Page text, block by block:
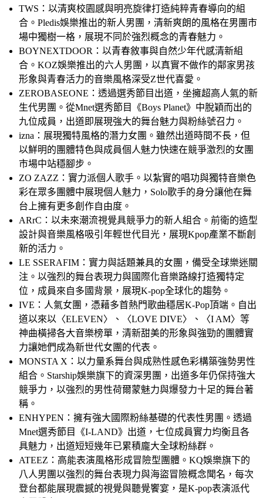
TWS： 以清爽校園感與明亮旋律打造純粹青春導向的組
合。Pledis娛樂推出的新人男團，清新爽朗的風格在男團市
場中獨樹一格，展現不同於強烈概念的青春魅力。
BOYNEXTDOOR： 以青春敘事與自然少年代感清新組
合。KOZ娛樂推出的六人男團，以真實不做作的鄰家男孩
形象與青春活力的音樂風格深受Z世代喜愛。
ZEROBASEONE： 透過選秀節目出道，坐擁超高人氣的新
生代男團。從Mnet選秀節目《Boys Planet》中脫穎而出的
九位成員，出道即展現強大的舞台魅力與粉絲號召力。
izna： 展現獨特風格的潛力女團。雖然出道時間不長，但
以鮮明的團體特色與成員個人魅力快速在競爭激烈的女團
市場中站穩腳步。
ZO ZAZZ： 實力派個人歌手。以紮實的唱功與獨特音樂色
彩在眾多團體中展現個人魅力，Solo歌手的身分讓他在舞
台上擁有更多創作自由度。
ARrC： 以未來潮流視覺具競爭力的新人組合。前衛的造型
設計與音樂風格吸引年輕世代目光，展現Kpop產業不斷創
新的活力。
LE SSERAFIM： 實力與話題兼具的女團，備受全球樂迷關
注。以強烈的舞台表現力與國際化音樂路線打造獨特定
位，成員來自多國背景，展現K-pop全球化的趨勢。
IVE： 人氣女團，憑藉多首熱門歌曲穩居K-Pop頂端。自出
道以來以〈ELEVEN〉、〈LOVE DIVE〉、〈I AM〉等
神曲橫掃各大音樂榜單，清新甜美的形象與強勁的團體實
力讓她們成為新世代女團的代表。
MONSTA X： 以力量系舞台與成熟性感色彩構築強勢男性
組合。Starship娛樂旗下的資深男團，出道多年仍保持強大
競爭力，以強烈的男性荷爾蒙魅力與爆發力十足的舞台著
稱。
ENHYPEN： 擁有強大國際粉絲基礎的代表性男團。透過
Mnet選秀節目《I-LAND》出道，七位成員實力均衡且各
具魅力，出道短短幾年已累積龐大全球粉絲群。
ATEEZ： 高能表演風格形成冒險型團體。KQ娛樂旗下的
八人男團以強烈的舞台表現力與海盜冒險概念聞名，每次
登台都能展現震撼的視覺與聽覺饗宴，是K-pop表演派代